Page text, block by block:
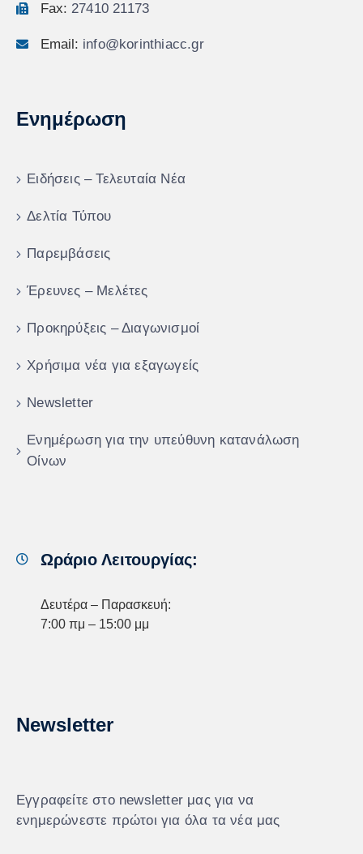
Fax: 27410 21173
Email: info@korinthiacc.gr
Ενημέρωση
Ειδήσεις – Τελευταία Νέα
Δελτία Τύπου
Παρεμβάσεις
Έρευνες – Μελέτες
Προκηρύξεις – Διαγωνισμοί
Χρήσιμα νέα για εξαγωγείς
Newsletter
Ενημέρωση για την υπεύθυνη κατανάλωση
Οίνων
Ωράριο Λειτουργίας:
Δευτέρα – Παρασκευή:
7:00 πμ – 15:00 μμ
Newsletter
Εγγραφείτε στο newsletter μας για να
ενημερώνεστε πρώτοι για όλα τα νέα μας